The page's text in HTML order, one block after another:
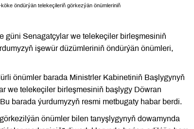
öndürýän telekeçileriň görkezýän önümleriniň
güni Senagatçylar we telekeçiler birleşmesiniň
işewür düzümleriniň öndürýän önümleri,
önümler barada Ministrler Kabinetiniň Başlygynyň
we telekeçiler birleşmesiniň başlygy Döwran
barada ýurdumyzyň resmi metbugaty habar berdi.
önümler bilen tanyşlygynyň dowamynda